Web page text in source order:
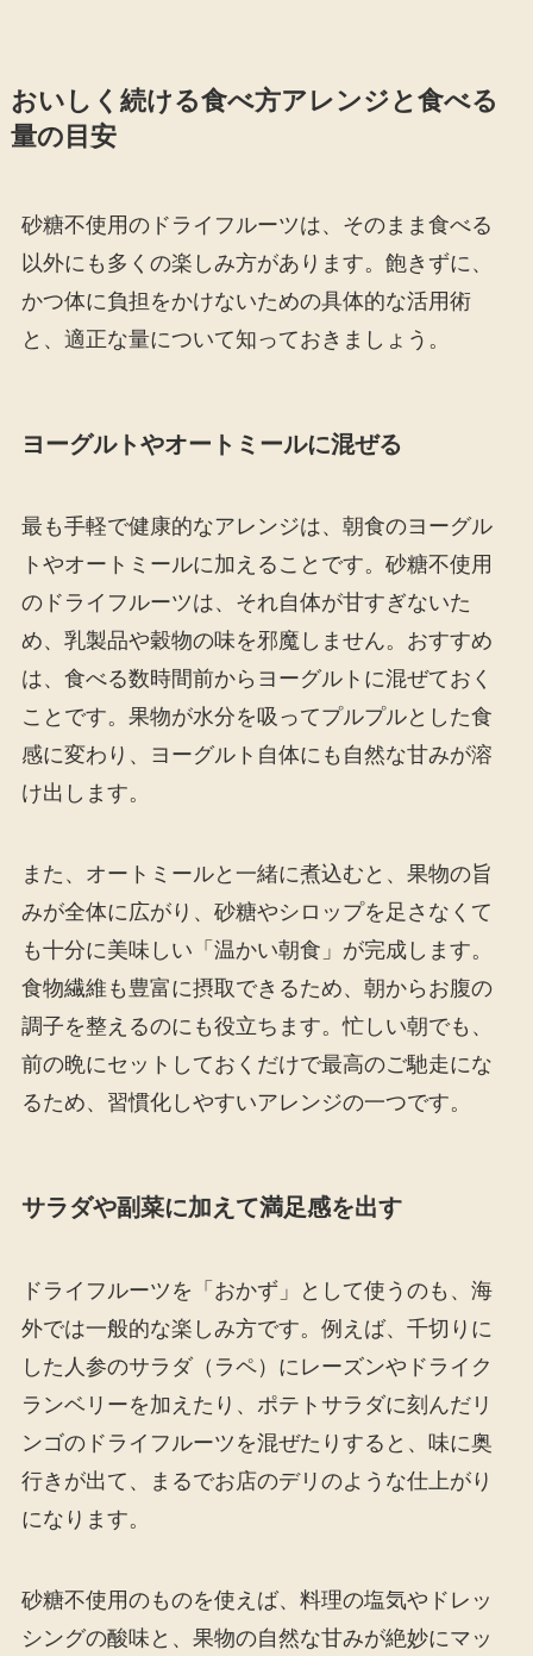
おいしく続ける食べ方アレンジと食べる
量の目安
砂糖不使用のドライフルーツは、そのまま食べる
以外にも多くの楽しみ方があります。飽きずに、
かつ体に負担をかけないための具体的な活用術
と、適正な量について知っておきましょう。
ヨーグルトやオートミールに混ぜる
最も手軽で健康的なアレンジは、朝食のヨーグル
トやオートミールに加えることです。砂糖不使用
のドライフルーツは、それ自体が甘すぎないた
め、乳製品や穀物の味を邪魔しません。おすすめ
は、食べる数時間前からヨーグルトに混ぜておく
ことです。果物が水分を吸ってプルプルとした食
感に変わり、ヨーグルト自体にも自然な甘みが溶
け出します。
また、オートミールと一緒に煮込むと、果物の旨
みが全体に広がり、砂糖やシロップを足さなくて
も十分に美味しい「温かい朝食」が完成します。
食物繊維も豊富に摂取できるため、朝からお腹の
調子を整えるのにも役立ちます。忙しい朝でも、
前の晩にセットしておくだけで最高のご馳走にな
るため、習慣化しやすいアレンジの一つです。
サラダや副菜に加えて満足感を出す
ドライフルーツを「おかず」として使うのも、海
外では一般的な楽しみ方です。例えば、千切りに
した人参のサラダ（ラペ）にレーズンやドライク
ランベリーを加えたり、ポテトサラダに刻んだリ
ンゴのドライフルーツを混ぜたりすると、味に奥
行きが出て、まるでお店のデリのような仕上がり
になります。
砂糖不使用のものを使えば、料理の塩気やドレッ
シングの酸味と、果物の自然な甘みが絶妙にマッ